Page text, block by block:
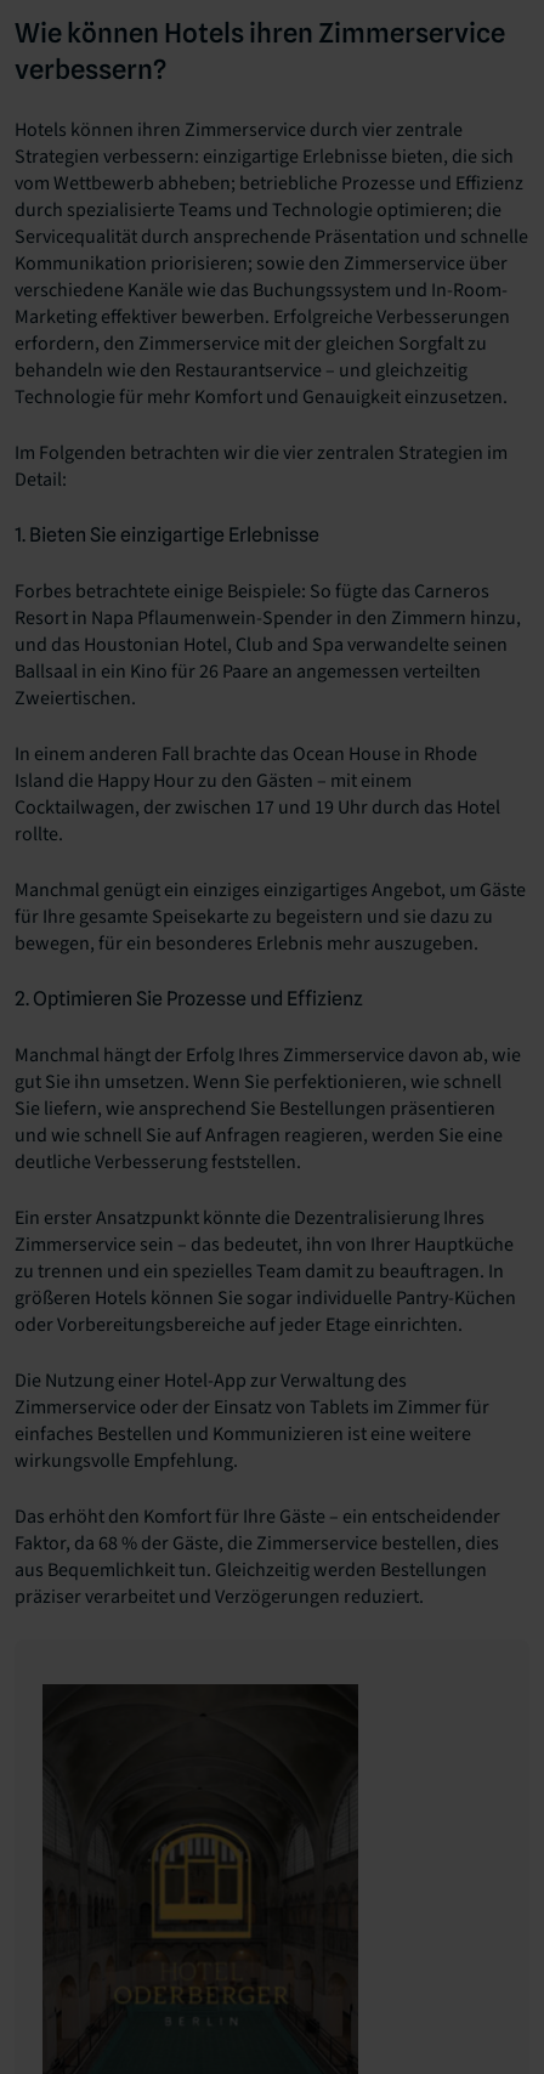
Wie können Hotels ihren Zimmerservice
verbessern?
Hotels können ihren Zimmerservice durch vier zentrale
Strategien verbessern: einzigartige Erlebnisse bieten, die sich
vom Wettbewerb abheben; betriebliche Prozesse und Effizienz
durch spezialisierte Teams und Technologie optimieren; die
Servicequalität durch ansprechende Präsentation und schnelle
Kommunikation priorisieren; sowie den Zimmerservice über
verschiedene Kanäle wie das Buchungssystem und In-Room-
Marketing effektiver bewerben. Erfolgreiche Verbesserungen
erfordern, den Zimmerservice mit der gleichen Sorgfalt zu
behandeln wie den Restaurantservice – und gleichzeitig
Technologie für mehr Komfort und Genauigkeit einzusetzen.
Im Folgenden betrachten wir die vier zentralen Strategien im
Detail:
1. Bieten Sie einzigartige Erlebnisse
Forbes betrachtete einige Beispiele: So fügte das Carneros
Resort in Napa Pflaumenwein-Spender in den Zimmern hinzu,
und das Houstonian Hotel, Club and Spa verwandelte seinen
Ballsaal in ein Kino für 26 Paare an angemessen verteilten
Zweiertischen.
In einem anderen Fall brachte das Ocean House in Rhode
Island die Happy Hour zu den Gästen – mit einem
Cocktailwagen, der zwischen 17 und 19 Uhr durch das Hotel
rollte.
Manchmal genügt ein einziges einzigartiges Angebot, um Gäste
für Ihre gesamte Speisekarte zu begeistern und sie dazu zu
bewegen, für ein besonderes Erlebnis mehr auszugeben.
2. Optimieren Sie Prozesse und Effizienz
Manchmal hängt der Erfolg Ihres Zimmerservice davon ab, wie
gut Sie ihn umsetzen. Wenn Sie perfektionieren, wie schnell
Sie liefern, wie ansprechend Sie Bestellungen präsentieren
und wie schnell Sie auf Anfragen reagieren, werden Sie eine
deutliche Verbesserung feststellen.
Ein erster Ansatzpunkt könnte die Dezentralisierung Ihres
Zimmerservice sein – das bedeutet, ihn von Ihrer Hauptküche
zu trennen und ein spezielles Team damit zu beauftragen. In
größeren Hotels können Sie sogar individuelle Pantry-Küchen
oder Vorbereitungsbereiche auf jeder Etage einrichten.
Die Nutzung einer Hotel-App zur Verwaltung des
Zimmerservice oder der Einsatz von Tablets im Zimmer für
einfaches Bestellen und Kommunizieren ist eine weitere
wirkungsvolle Empfehlung.
Das erhöht den Komfort für Ihre Gäste – ein entscheidender
Faktor, da 68 % der Gäste, die Zimmerservice bestellen, dies
aus Bequemlichkeit tun. Gleichzeitig werden Bestellungen
präziser verarbeitet und Verzögerungen reduziert.